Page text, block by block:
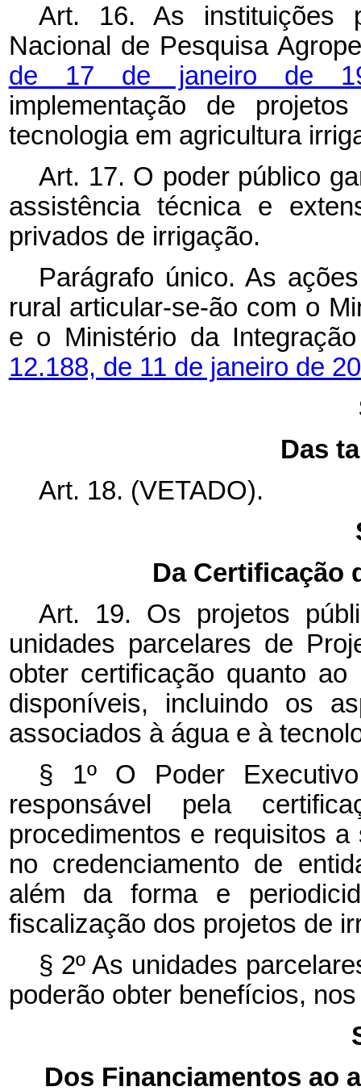
Art. 16. As instituições
Nacional de Pesquisa
de 17 de janeiro de
implementação de
tecnologia em agricultura
Art. 17. O poder público
assistência técnica e
privados de irrigação.
Parágrafo único. As
rural articular-se-ão com o
e o Ministério da
12.188, de 11 de janeiro de
Das
Art. 18. (VETADO).
Da Certificação
Art. 19. Os projetos
unidades parcelares de
obter certificação quanto
disponíveis, incluindo os
associados à água e à
§ 1º O Poder
responsável pela
procedimentos e requisitos
no credenciamento de
além da forma e
fiscalização dos projetos de
§ 2º As unidades
poderão obter benefícios,
Dos Financiamentos ao